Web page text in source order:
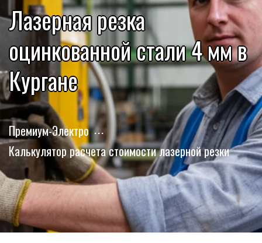
Лазерная резка
оцинкованной стали 4 мм в
Кургане
Премиум-Электро
Калькулятор расчета стоимости лазерной резки